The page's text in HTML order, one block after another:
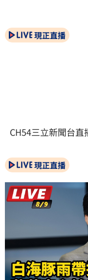
現正直播
CH54三立新聞台直
現正直播